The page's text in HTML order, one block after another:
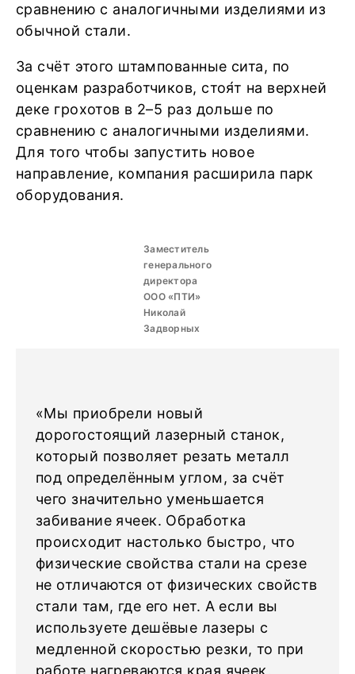
сравнению с аналогичными изделиями из
обычной стали.
За счёт этого штампованные сита, по
оценкам разработчиков, стоя́т на верхней
деке грохотов в 2–5 раз дольше по
сравнению с аналогичными изделиями.
Для того чтобы запустить новое
направление, компания расширила парк
оборудования.
Заместитель
генерального
директора
ООО «ПТИ»
Николай
Задворных
«Мы приобрели новый
дорогостоящий лазерный станок,
который позволяет резать металл
под определённым углом, за счёт
чего значительно уменьшается
забивание ячеек. Обработка
происходит настолько быстро, что
физические свойства стали на срезе
не отличаются от физических свойств
стали там, где его нет. А если вы
используете дешёвые лазеры с
медленной скоростью резки, то при
работе нагреваются края ячеек,